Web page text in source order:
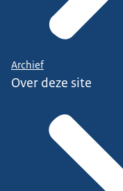
Archief
Over deze site